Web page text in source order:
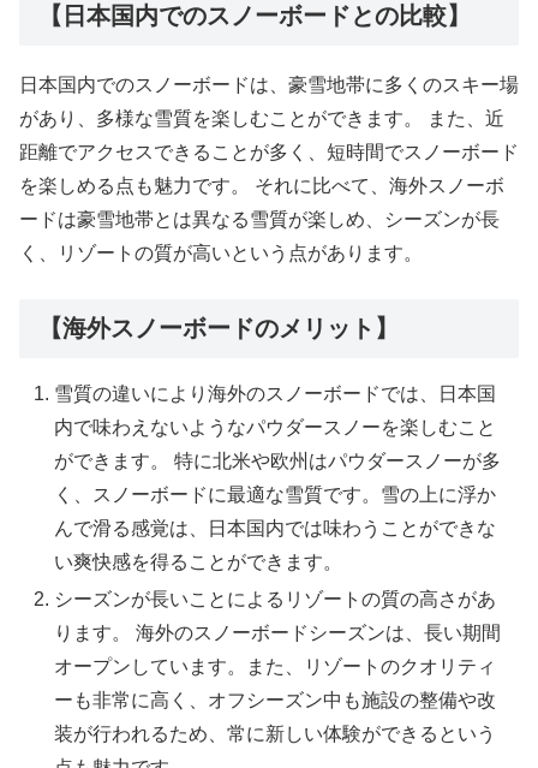
【日本国内でのスノーボードとの比較】
日本国内でのスノーボードは、豪雪地帯に多くのスキー場
があり、多様な雪質を楽しむことができます。 また、近
距離でアクセスできることが多く、短時間でスノーボード
を楽しめる点も魅力です。 それに比べて、海外スノーボ
ードは豪雪地帯とは異なる雪質が楽しめ、シーズンが長
く、リゾートの質が高いという点があります。
【海外スノーボードのメリット】
雪質の違いにより海外のスノーボードでは、日本国
内で味わえないようなパウダースノーを楽しむこと
ができます。 特に北米や欧州はパウダースノーが多
く、スノーボードに最適な雪質です。雪の上に浮か
んで滑る感覚は、日本国内では味わうことができな
い爽快感を得ることができます。
シーズンが長いことによるリゾートの質の高さがあ
ります。 海外のスノーボードシーズンは、長い期間
オープンしています。また、リゾートのクオリティ
ーも非常に高く、オフシーズン中も施設の整備や改
装が行われるため、常に新しい体験ができるという